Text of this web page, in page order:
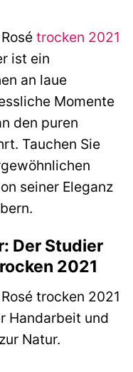
Rosé trocken 2021
ist ein
an laue
Momente
den puren
Tauchen Sie
seiner Eleganz
Der Studier
2021
trocken 2021
Handarbeit und
Natur.